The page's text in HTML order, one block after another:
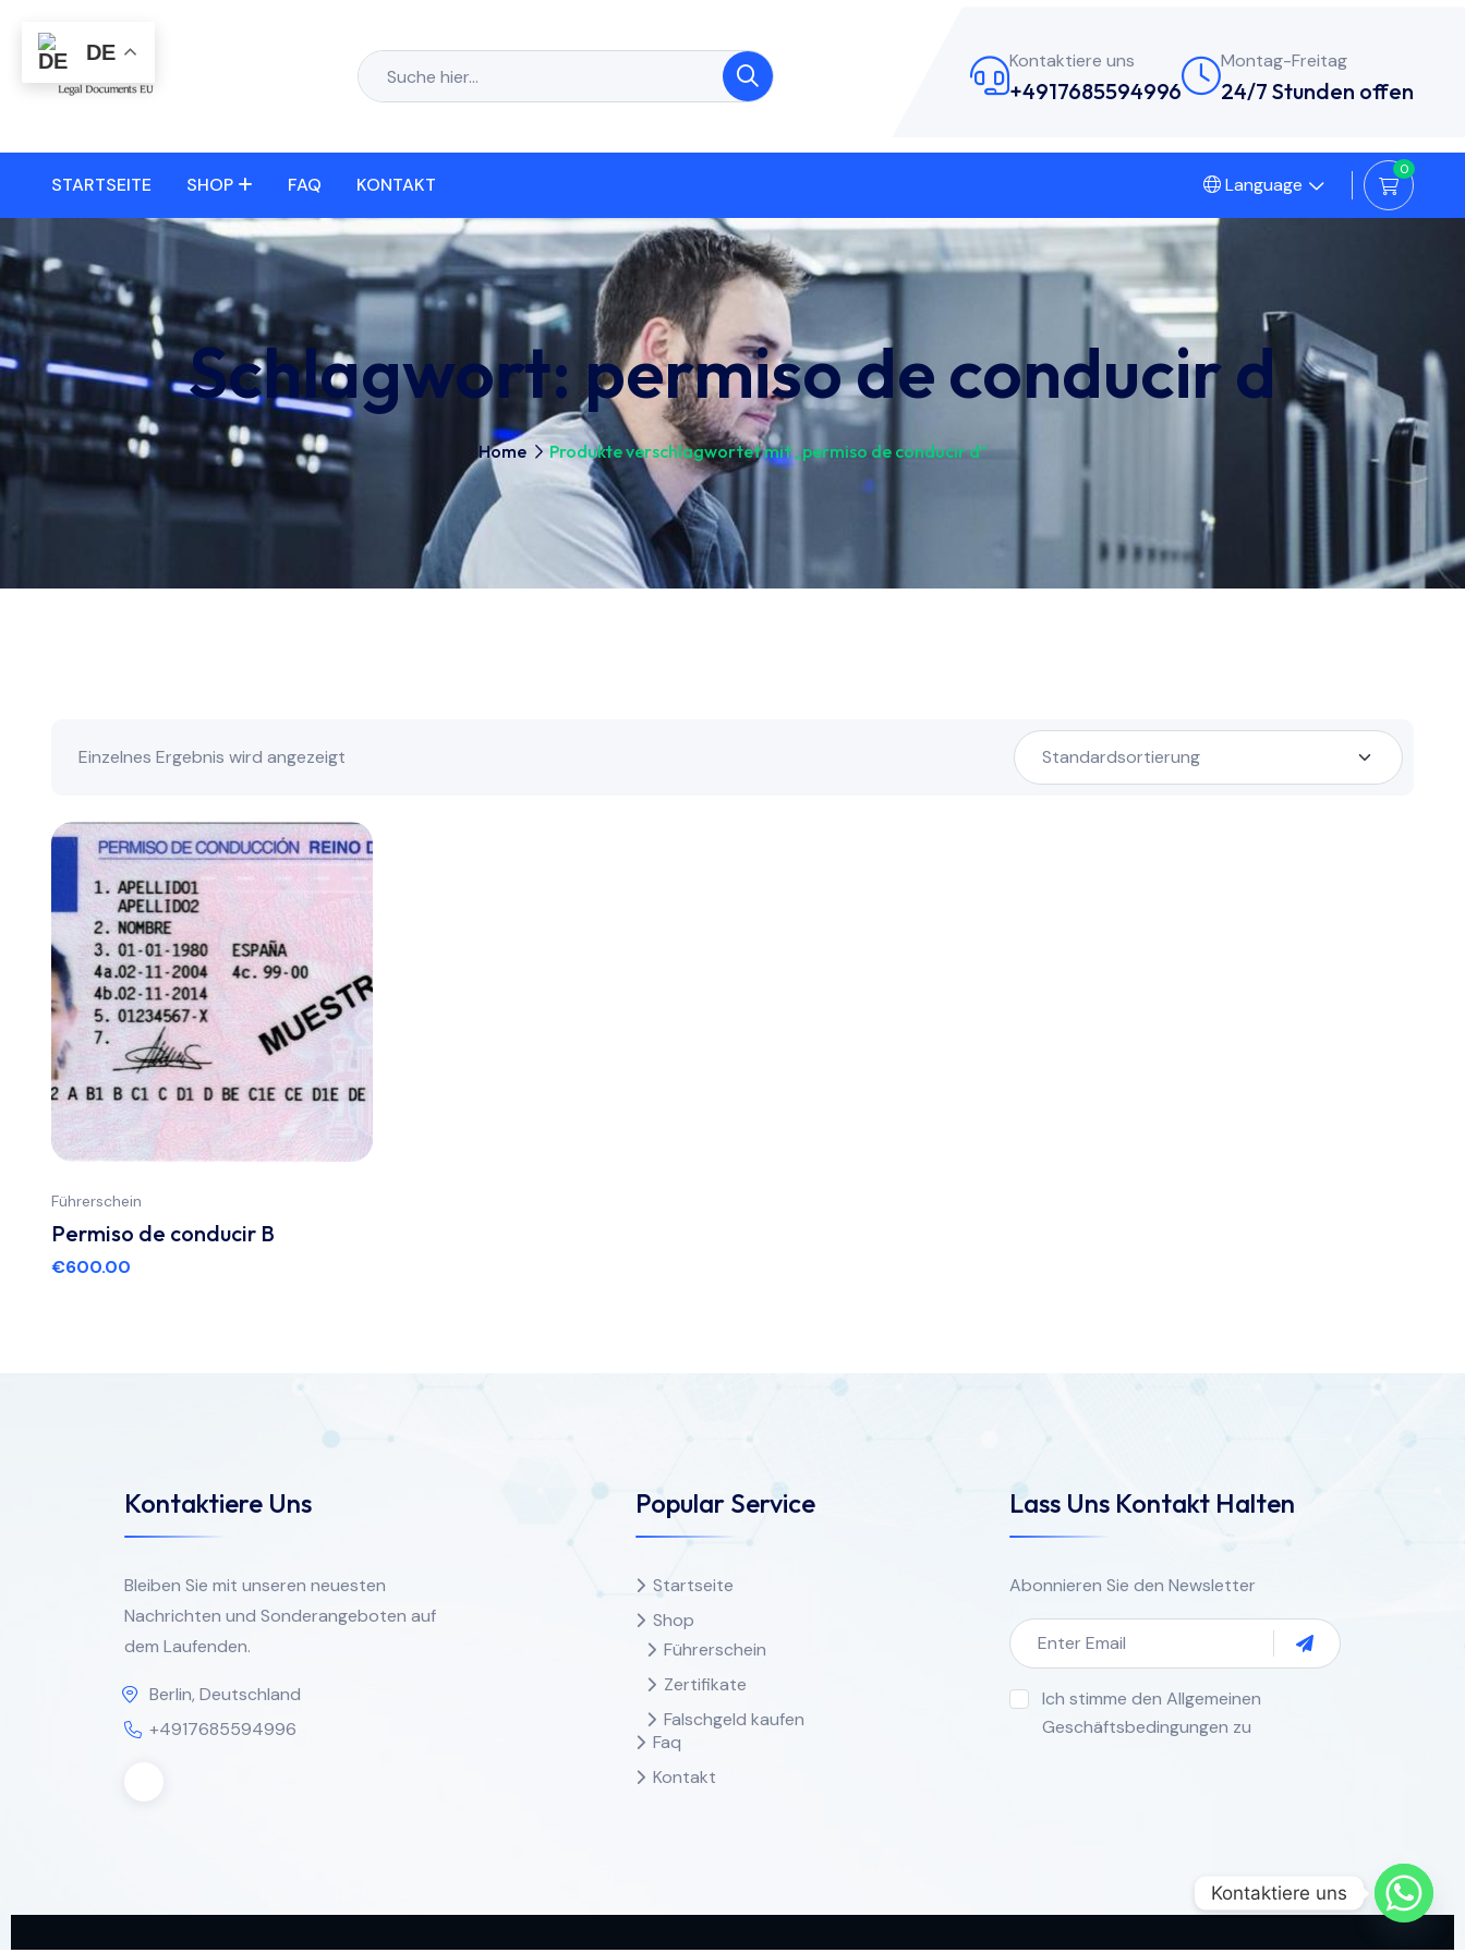
Kontaktiere uns
+4917685594996
Montag-Freitag
24/7 Stunden offen
STARTSEITE SHOP FAQ KONTAKT Language
0
Schlagwort: permiso de conducir d
Home Produkte verschlagwortet mit „permiso de conducir d“
Einzelnes Ergebnis wird angezeigt
Führerschein
Permiso de conducir B
€600.00
Kontaktiere Uns
Bleiben Sie mit unseren neuesten
Nachrichten und Sonderangeboten auf
dem Laufenden.
Berlin, Deutschland
+4917685594996
Popular Service
Startseite
Shop
Führerschein
Zertifikate
Falschgeld kaufen
Faq
Kontakt
Lass Uns Kontakt Halten
Abonnieren Sie den Newsletter
Ich stimme den Allgemeinen
Geschäftsbedingungen zu
DE
Kontaktiere uns